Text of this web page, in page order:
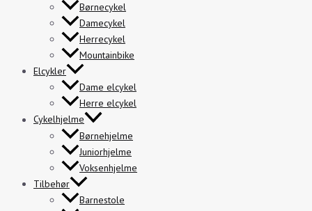
Børnecykel
Damecykel
Herrecykel
Mountainbike
Elcykler
Dame elcykel
Herre elcykel
Cykelhjelme
Børnehjelme
Juniorhjelme
Voksenhjelme
Tilbehør
Barnestole